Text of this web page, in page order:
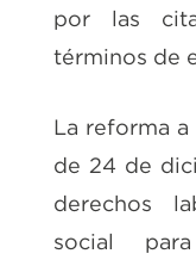
por las
términos de
La reforma
de 24 de
derechos
social